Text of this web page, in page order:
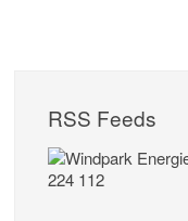
RSS Feeds